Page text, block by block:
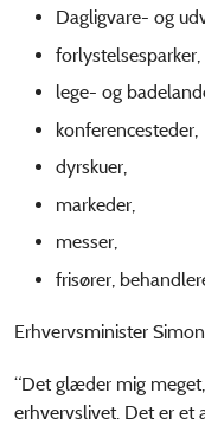
Dagligvare- og
forlystelsesparker,
lege- og
konferencesteder,
dyrskuer,
markeder,
messer,
frisører,
Erhvervsminister
“Det glæder mig
erhvervslivet. Det er et